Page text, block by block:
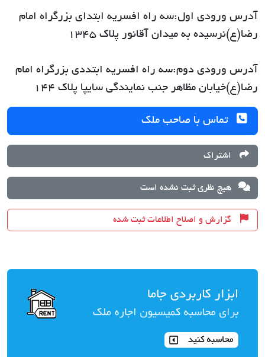
آدرس ورودی اول:سه راه افسریه ابتدای بزرگراه امام
رضا(ع)نرسیده به میدان آقانور پلاک ۱۳۴۵
آدرس ورودی دوم:سه راه افسریه ابتددی بزرگراه امام
رضا(ع)خیابان مظاهر جنب نمایندگی سایپا پلاک ۱۴۴
تماس با صاحب ملک
اشتراک
هیچ نظری ثبت نشده است
گزارش و اصلاح اطلاعات ثبت شده